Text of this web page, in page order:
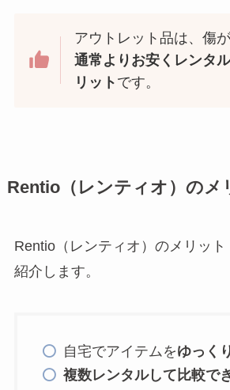
アウトレット品は、傷
通常よりお安くレンタ
リット です。
Rentio（レンティオ）のメ
Rentio（レンティオ）のメリッ
紹介します。
自宅でアイテムをゆっく
複数レンタルして比較で